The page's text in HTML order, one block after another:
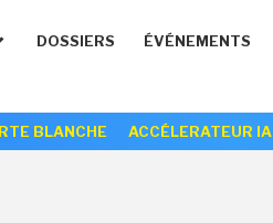
DOSSIERS ÉVÉNEMENTS
BLANCHE ACCÉLERATEUR IA